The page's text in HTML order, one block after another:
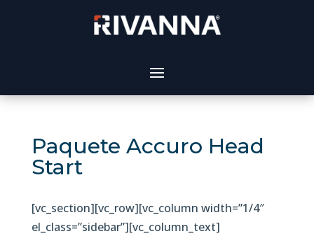
Paquete Accuro Head
Start
[vc_section][vc_row][vc_column width=”1/4″
el_class=”sidebar”][vc_column_text]